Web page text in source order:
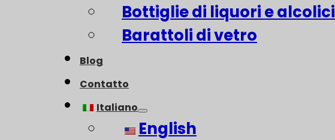
Bottiglie di liquori e alcolici
Barattoli di vetro
Blog
Contatto
Italiano
English